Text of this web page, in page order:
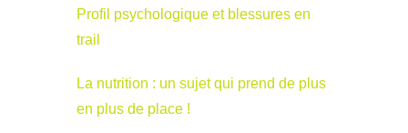
Profil psychologique et blessures en
trail
La nutrition : un sujet qui prend de plus
en plus de place !